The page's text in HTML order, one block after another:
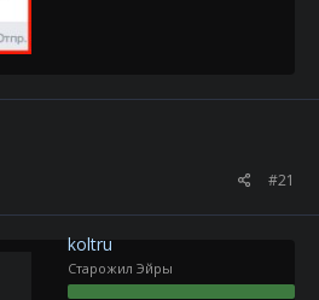
#21
koltru
Старожил Эйры